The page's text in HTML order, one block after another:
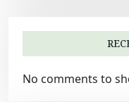
No comments to